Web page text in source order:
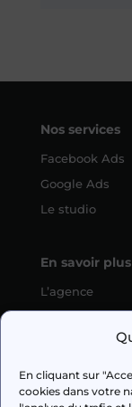
En cliquant sur
cookies dans votre
Nos services
Facebook Ads
Google Ads
Le studio
En savoir plus
L’agence
 